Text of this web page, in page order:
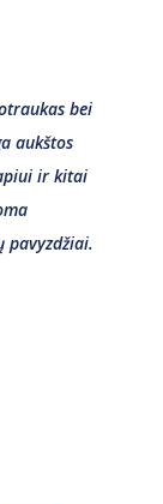
bei
aukštos
ir kitai